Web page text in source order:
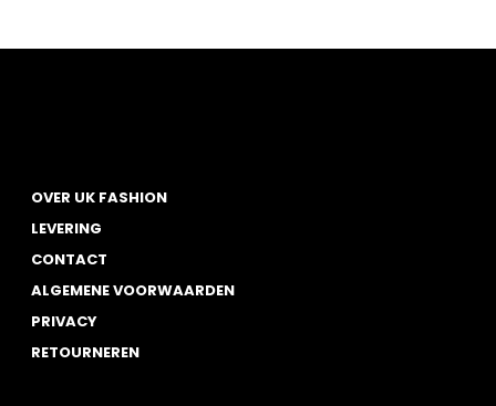
OVER UK FASHION
LEVERING
CONTACT
ALGEMENE VOORWAARDEN
PRIVACY
RETOURNEREN